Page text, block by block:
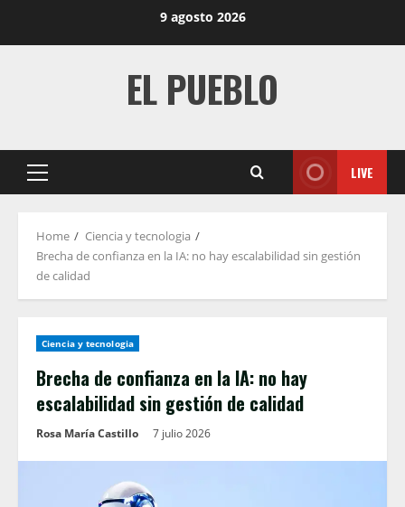
9 agosto 2026
EL PUEBLO
Primary
LIVE
Home
Ciencia y tecnologia
Brecha de confianza en la IA: no hay escalabilidad sin gestión
de calidad
Ciencia y tecnologia
Brecha de confianza en la IA: no hay
escalabilidad sin gestión de calidad
Rosa María Castillo 7 julio 2026